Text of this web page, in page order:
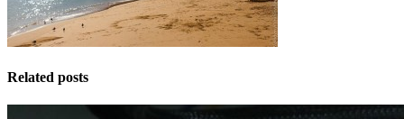
Related posts